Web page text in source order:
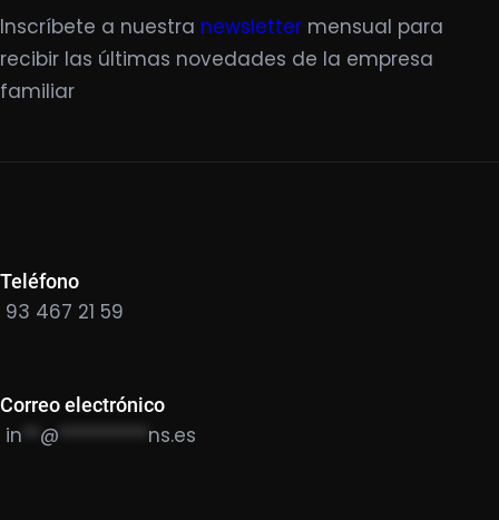
Inscríbete a nuestra newsletter mensual para
recibir las últimas novedades de la empresa
familiar
Teléfono
93 467 21 59
Correo electrónico
in @ ********** ns.es